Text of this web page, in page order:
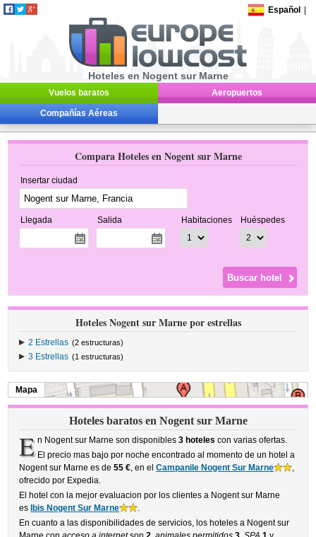
Español
Hoteles en Nogent sur Marne
Vuelos baratos Aeropuertos
Compañías Aéreas
Compara Hoteles en Nogent sur Marne
Insertar ciudad
Llegada Salida Habitaciones Huéspedes
Hoteles Nogent sur Marne por estrellas
2 Estrellas (2 estructuras)
3 Estrellas (1 estructuras)
Mapa
Hoteles baratos en Nogent sur Marne
E n Nogent sur Marne son disponibles 3 hoteles con varias ofertas.
El precio mas bajo por noche encontrado al momento de un hotel a
Nogent sur Marne es de55 €, en elCampanile Nogent Sur Marne
,
ofrecido por Expedia.
El hotel con la mejor evaluacion por los clientes a Nogent sur Marne
es Ibis Nogent Sur Marne
.
En cuanto a las disponibilidades de servicios, los hoteles a Nogent sur